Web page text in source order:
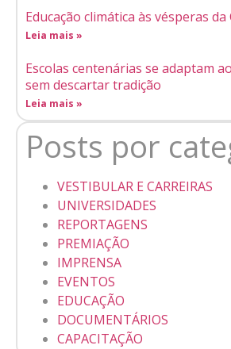
Educação climática às vésperas da
Leia mais »
Escolas centenárias se adaptam
sem descartar tradição
Leia mais »
Posts por
VESTIBULAR E CARREIRAS
UNIVERSIDADES
REPORTAGENS
PREMIAÇÃO
IMPRENSA
EVENTOS
EDUCAÇÃO
DOCUMENTÁRIOS
CAPACITAÇÃO